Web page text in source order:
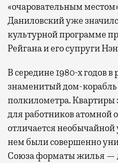
«очаровательным
Даниловский уже
культурной программе
Рейгана и его супруги
В середине 1980-х годов
знаменитый дом-
полкилометра. Квартиры
для работников атомной
отличается необычайной
нем были совершенно
Союза форматы жилья —